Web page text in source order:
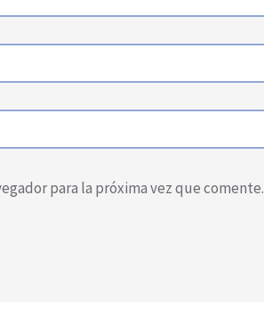
para la próxima vez que comente.